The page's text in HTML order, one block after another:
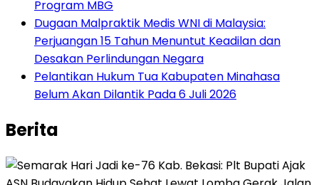
Program MBG
‎Dugaan Malpraktik Medis WNI di Malaysia:
Perjuangan 15 Tahun Menuntut Keadilan dan
Desakan Perlindungan Negara
Pelantikan Hukum Tua Kabupaten Minahasa
Belum Akan Dilantik Pada 6 Juli 2026
Berita